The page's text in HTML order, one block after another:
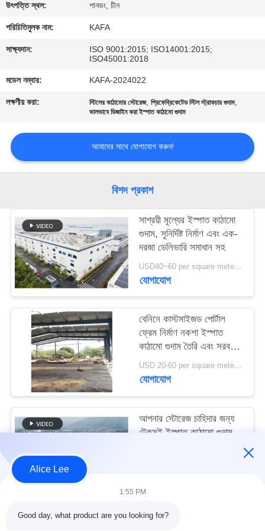
কারখানা
পরিদর্শন
গুণমান
নিয়ন্ত্রণ
আমাদের
সাথে
খবর
মামলা
গোপনীয়তা
নীতি
উৎপত্তি স্থল: শানডং, চীন
পরিচিতিমুলক নাম: KAFA
সাক্ষ্যদান:
ISO 9001:2015; ISO14001:2015;
ISO45001:2018
মডেল নম্বার: KAFA-2024022
লক্ষণীয় করা: স্টিলের কাঠামোর স্টোরেজ,প্রিফেব্রিকেটেড স্টিল স্ট্রাকচার গুদাম,
ভালভাবে ডিজাইন করা ইস্পাত কাঠামো গুদাম
আমাদের সাথে যোগাযোগ করুন!
বিশদ প্রকাশ
সাশ্রয়ী মূল্যের ইস্পাত কাঠামো
গুদাম, সুনির্দিষ্ট নির্মাণ এবং এক-
দরজা ডেলিভারি সমাধান সহ
USD40~60 per square meter MOQ:1000 sqm
যোগাযোগ
বেনিনে কাস্টমাইজড পোর্টাল
ফ্রেম নির্মাণ নকশা ইস্পাত
কাঠামো গুদাম তৈরি এবং সরবরাহ
করুন
USD 20-60 per square meter MOQ:1000 বর্গ মিটার
যোগাযোগ
আপনার স্টোরেজ চাহিদার জন্য
টেকসই ইস্পাত কাঠামো গুদাম
Alice Lee
1:55 PM
Good day, what product are you looking for?